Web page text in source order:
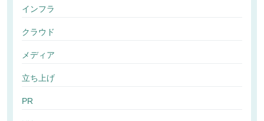
インフラ
クラウド
メディア
立ち上げ
PR